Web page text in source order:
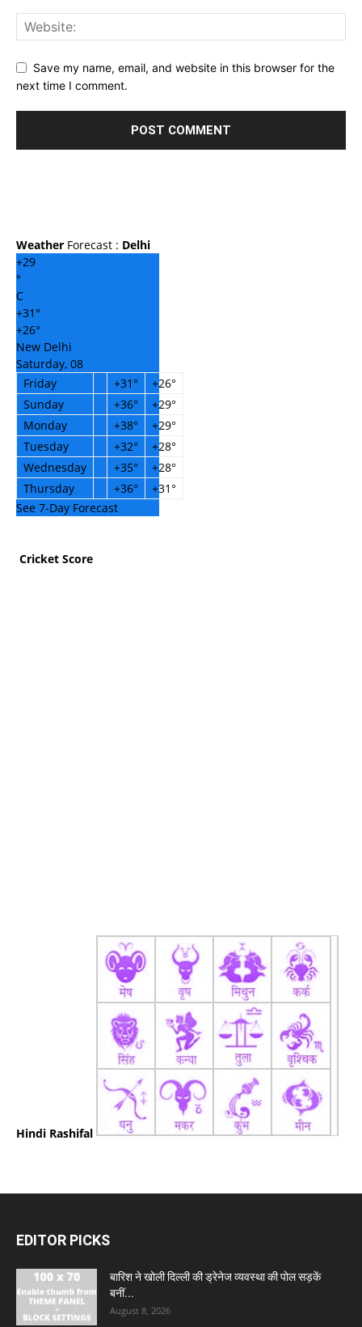
Save my name, email, and website in this browser for the
next time I comment.
Weather Forecast : Delhi
+29
°
C
+31°
+26°
New Delhi
Saturday, 08
Friday
+31° +26°
Sunday
+36° +29°
Monday
+38° +29°
Tuesday
+32° +28°
Wednesday
+35° +28°
Thursday
+36° +31°
See 7-Day Forecast
Cricket Score
Hindi Rashifal
EDITOR PICKS
बारिश ने खोली दिल्ली की ड्रेनेज व्यवस्था की पोल सड़कें
बनीं...
August 8, 2026